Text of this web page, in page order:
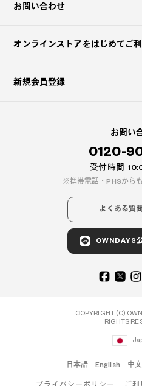
お問い合わせ
オンラインストアをはじめてご
新規会員登録
お問い
0120-
受付時間
携帯電話・PHSから
よくある質
OWNDAYS
COPYRIGHT (C)
RIGHTS
日本語 English 中